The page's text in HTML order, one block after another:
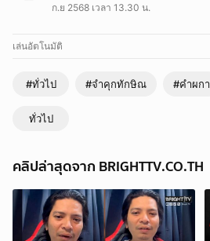
ก.ย 2568 เวลา 13.30 น.
เล่นอัตโนมัติ
#ทั่วไป #จำคุกทักษิณ #คำผกา
ทั่วไป
คลิปล่าสุดจาก BRIGHTTV.CO.TH